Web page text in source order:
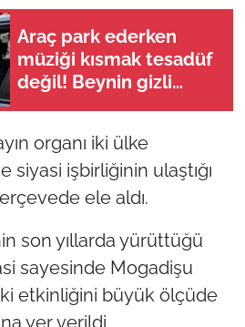
Araç park ederken
müziği kısmak tesadüf
değil! Beynin gizli
organı iki ülke
siyasi işbirliğinin ulaştığı
ele aldı.
son yıllarda yürüttüğü
sayesinde Mogadişu
etkinliğini büyük ölçüde
yer verildi.